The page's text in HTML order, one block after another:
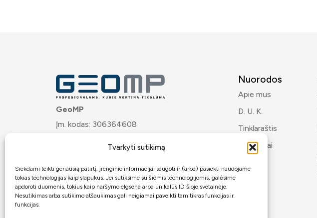
Tvarkyti sutikimą
Siekdami teikti geriausią patirtį, įrenginio informacijai saugoti ir (arba) pasiekti naudojame
tokias technologijas kaip slapukus. Jei sutiksime su šiomis technologijomis, galėsime
apdoroti duomenis, tokius kaip naršymo elgsena arba unikalūs ID šioje svetainėje.
Nesutikimas arba sutikimo atšaukimas gali neigiamai paveikti tam tikras funkcijas ir
funkcijas.
GeoMP
Įm. kodas: 306364608
Josvainių g. 32, LT-57275 Kėdainiai
Bankas:ARTEA
Atsiskaitomoji sąskaita:
LT7271899000062467949
Nuorodos
Apie mus
D. U. K.
Tinklaraštis
Kontaktai